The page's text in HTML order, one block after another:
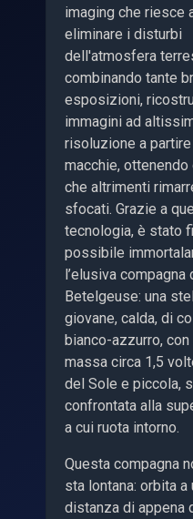
imaging che riesce
eliminare i disturbi
dell'atmosfera
combinando tante
esposizioni,
immagini ad
risoluzione a
macchie,
che altrimenti
sfocati. Grazie a
tecnologia, è stato
possibile
l’elusiva compagna
Betelgeuse: una
giovane, calda, di
bianco-azzurro, con
massa circa 1,5
del Sole e piccola,
confrontata alla
a cui ruota intorno.
Questa compagna
sta lontana: orbita a
distanza di appena